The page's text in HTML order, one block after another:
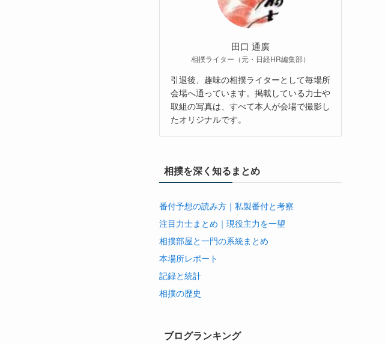
田口 通廣
相撲ライター（元・日経HR編集部）
引退後、趣味の相撲ライターとして毎場所
会場へ通っています。掲載している力士や
取組の写真は、すべて本人が会場で撮影し
たオリジナルです。
相撲を深く知るまとめ
番付予想の読み方｜私製番付と考察
注目力士まとめ｜現役主力を一望
相撲部屋と一門の系統まとめ
本場所レポート
記録と統計
相撲の歴史
ブログランキング